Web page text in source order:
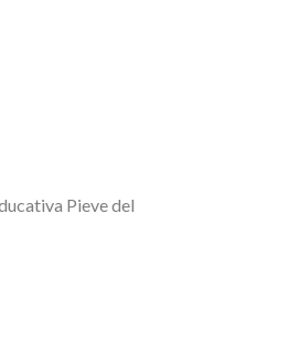
Pieve del